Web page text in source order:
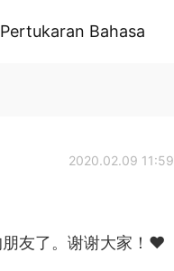
Bahasa
2020.02.09 11:59
朋友了。谢谢大家！❤️